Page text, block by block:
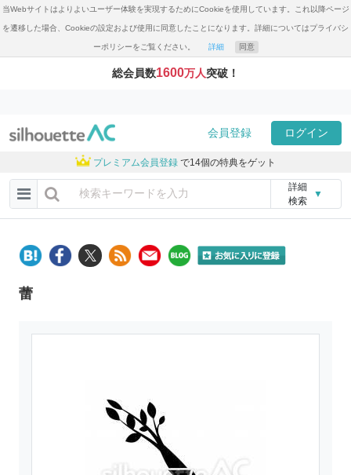
当Webサイトはよりよいユーザー体験を実現するためにCookieを使用しています。これ以降ページ
を遷移した場合、Cookieの設定および使用に同意したことになります。詳細についてはプライバシ
ーポリシーをご覧ください。 詳細 同意
総会員数1600万人突破！
会員登録 ログイン
プレミアム会員登録 で14個の特典をゲット
詳細
検索
▼
蕾